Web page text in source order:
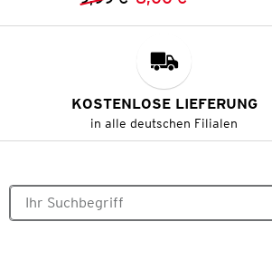
Vorheriger Preis:
Neuer Preis:
KOSTENLOSE LIEFERUNG
in alle deutschen Filialen